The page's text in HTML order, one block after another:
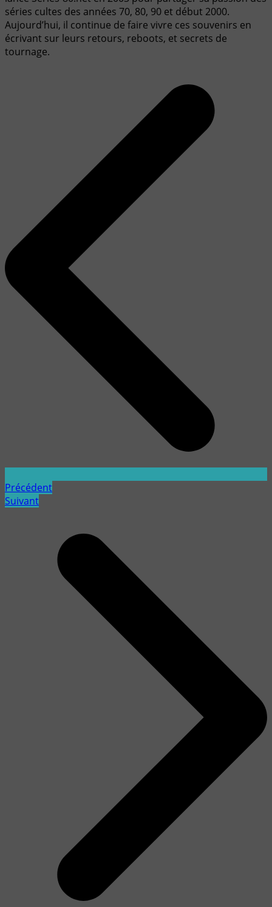
séries cultes des années 70, 80, 90 et début 2000.
Aujourd’hui, il continue de faire vivre ces souvenirs en
écrivant sur leurs retours, reboots, et secrets de
tournage.
Précédent
Suivant